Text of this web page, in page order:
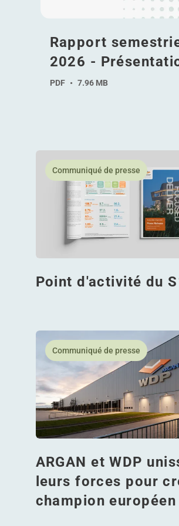
Rapport
2026 -
PDF • 7.96 MB
Communiqué de presse
Point d'activité du
Communiqué de presse
ARGAN et WDP
leurs forces pour
champion européen
En savoir plus ARGAN et WDP